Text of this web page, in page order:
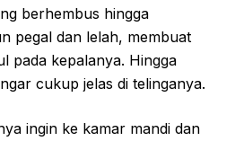
berhembus hingga
pegal dan lelah, membuat
pada kepalanya. Hingga
cukup jelas di telinganya.
ingin ke kamar mandi dan